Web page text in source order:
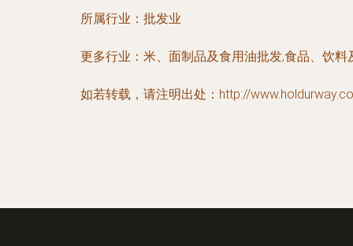
所属行业： 批发业
更多行业： 米、面制品及食用油批发,食品、饮
如若转载，请注明出处：http://